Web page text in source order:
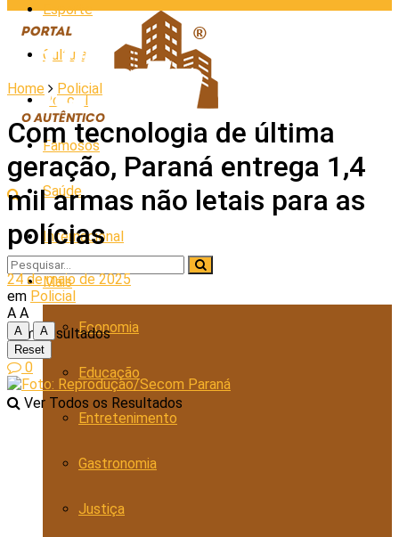
Esporte
Cultura
Policial
Famosos
Saúde
Internacional
Mais
Economia
Educação
Entretenimento
Gastronomia
Justiça
Sem Resultados
Ver Todos os Resultados
Home Policial
Com tecnologia de última
geração, Paraná entrega 1,4
mil armas não letais para as
polícias
24 de maio de 2025
em Policial
A A
A
A
Reset
0